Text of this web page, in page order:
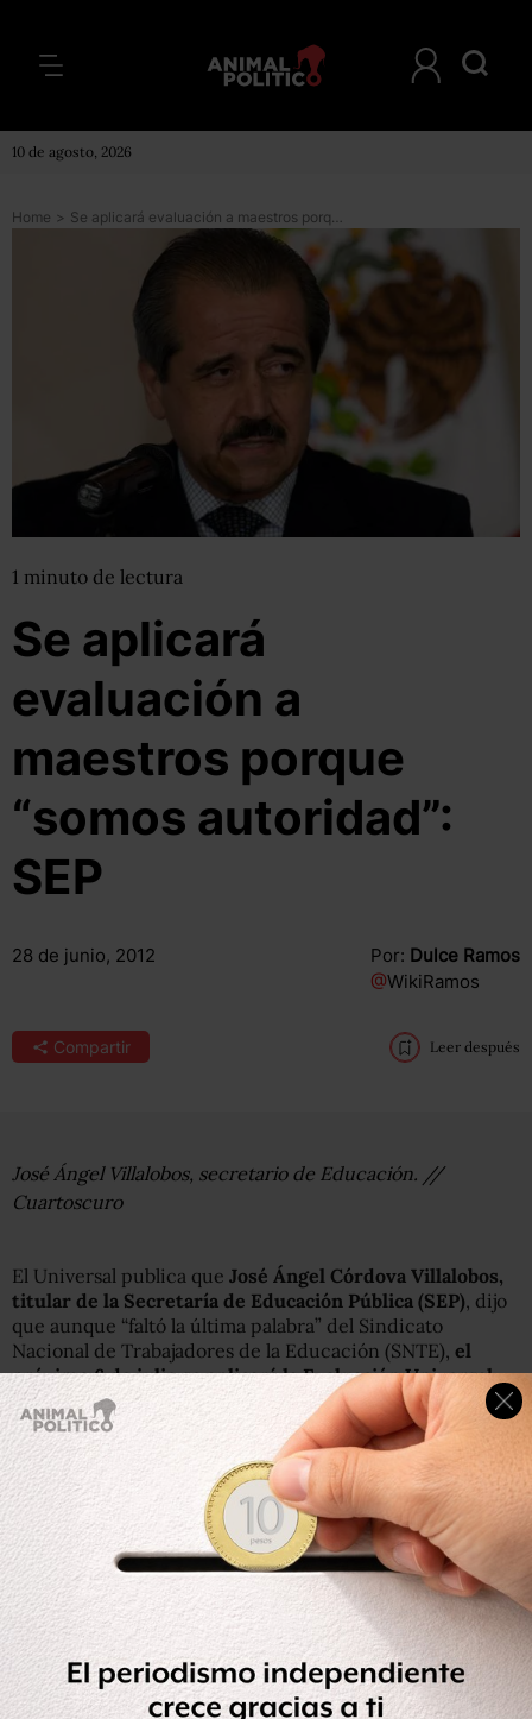
10 de agosto, 2026
Home > Se aplicará evaluación a maestros porque “somos autoridad”: SEP
1 minuto de lectura
Se aplicará
evaluación a
maestros porque
“somos autoridad”:
SEP
28 de junio, 2012 Por: Dulce Ramos
@WikiRamos
Compartir Leer después
José Ángel Villalobos, secretario de Educación. //
Cuartoscuro
El Universal publica que José Ángel Córdova Villalobos,
titular de la Secretaría de Educación Pública (SEP), dijo
que aunque “faltó la última palabra” del Sindicato
Nacional de Trabajadores de la Educación (SNTE), el
próximo 6 de julio se aplicará la Evaluación Universal,
“no como un capricho”, sino porque “somos la autoridad”.
El funcionario dijo que la seguridad de las pruebas está
garantizada, pues entre otras 10 medidas tomadas,
impresión de los exámenes fue vigilada por el Ejército
Córdova informó que la prueba que se aplicará el próximo
6 de julio será para 259 mil 978 maestros de primarias
públicas y privadas
Leer nota completa enEl Universal